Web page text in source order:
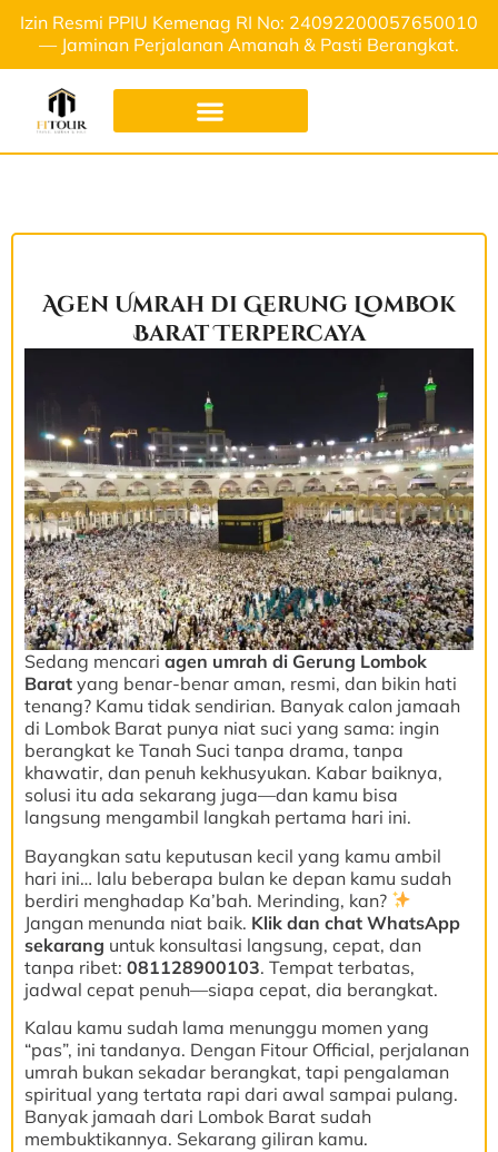
Izin Resmi PPIU Kemenag RI No: 24092200057650010
— Jaminan Perjalanan Amanah & Pasti Berangkat.
Agen Umrah di Gerung Lombok
Barat Terpercaya
Sedang mencari agen umrah di Gerung Lombok
Barat yang benar-benar aman, resmi, dan bikin hati
tenang? Kamu tidak sendirian. Banyak calon jamaah
di Lombok Barat punya niat suci yang sama: ingin
berangkat ke Tanah Suci tanpa drama, tanpa
khawatir, dan penuh kekhusyukan. Kabar baiknya,
solusi itu ada sekarang juga—dan kamu bisa
langsung mengambil langkah pertama hari ini.
Bayangkan satu keputusan kecil yang kamu ambil
hari ini… lalu beberapa bulan ke depan kamu sudah
berdiri menghadap Ka’bah. Merinding, kan?
Jangan menunda niat baik. Klik dan chat WhatsApp
sekarang untuk konsultasi langsung, cepat, dan
tanpa ribet: 081128900103. Tempat terbatas,
jadwal cepat penuh—siapa cepat, dia berangkat.
Kalau kamu sudah lama menunggu momen yang
“pas”, ini tandanya. Dengan Fitour Official, perjalanan
umrah bukan sekadar berangkat, tapi pengalaman
spiritual yang tertata rapi dari awal sampai pulang.
Banyak jamaah dari Lombok Barat sudah
membuktikannya. Sekarang giliran kamu.